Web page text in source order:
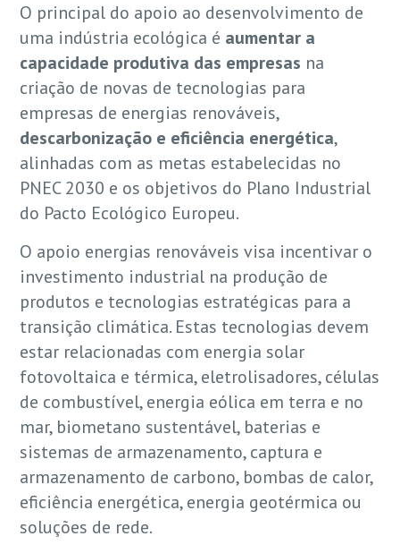
O principal do apoio ao desenvolvimento de
uma indústria ecológica é aumentar a
capacidade produtiva das empresas na
criação de novas de tecnologias para
empresas de energias renováveis,
descarbonização e eficiência energética,
alinhadas com as metas estabelecidas no
PNEC 2030 e os objetivos do Plano Industrial
do Pacto Ecológico Europeu.
O apoio energias renováveisvisa incentivar o
investimento industrial na produção de
produtos e tecnologias estratégicas para a
transição climática. Estas tecnologias devem
estar relacionadas com energia solar
fotovoltaica e térmica, eletrolisadores, células
de combustível, energia eólica em terra e no
mar, biometano sustentável, baterias e
sistemas de armazenamento, captura e
armazenamento de carbono, bombas de calor,
eficiência energética, energia geotérmica ou
soluções de rede.